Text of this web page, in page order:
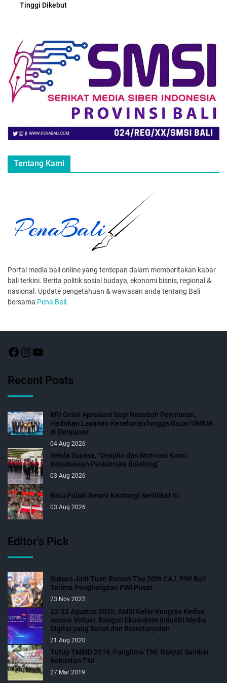
Tinggi Dikebut
Tentang Kami
Portal media bali online yang terdepan dalam memberitakan kabar
bali terkini. Berita politik sosial budaya, ekonomi bisnis, regional &
nasional. Update pengetahuan & wawasan anda tentang Bali
bersama Pena Bali.
Recent Posts
BRI Gelar Apresiasi bagi Nasabah Pensiunan,
Hadirkan Layanan Kesehatan hingga Bazar UMKM
di Denpasar
04 Aug 2026
Sekda Suyasa, “Disiplin dan Motivasi Kunci
Kesuksesan Paskibraka Buleleng”
03 Aug 2026
Batu Pulaki Resmi Kantongi Sertifikat IG
03 Aug 2026
Editor’s Pick
Sukses Jadi Tuan Rumah The 20th CAJ, PWI Bali
Terima Penghargaan PWI Pusat
23 Nov 2022
22-23 Agustus 2020, AMSI Gelar Kongres Kedua
secara Virtual, Bangun Ekosistem Industri Media
Digital yang Sehat dan Berkelanjutan
21 Aug 2020
Tutup TMMD 2019, Panglima TNI: Rakyat Sumber
Kekuatan TNI
27 Mar 2019